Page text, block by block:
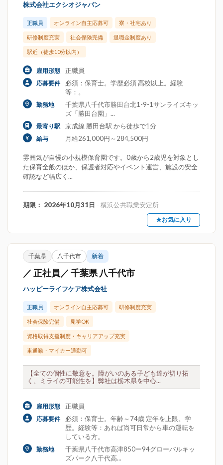
株式会社エクシオジャパン
正職員 オンライン自主応募可 寮・社宅あり
研修制度充実 社会保険完備 退職金制度あり
駅近（徒歩10分以内）
雇用形態 正職員
応募要件
必須：保育士。学歴必須 高校以上。経験
等：。
勤務地
千葉県八千代市勝田台北1-9-1サンライズキッ
ズ「勝田台園」...
最寄り駅 京成線 勝田台駅 から徒歩で1分
給与 月給261,000円～284,500円
雰囲気が自慢の小規模保育園です。0歳から2歳児を対象とし
た保育全般のほか、保護者対応やイベント運営、施設の安全
確認など幅広く...
期限： 2026年10月31日 - 横浜公共職業安定所
★お気に入り
千葉県 八千代市 新着
／ 正社員／ 千葉県 八千代市
ハッピーライフケア株式会社
正職員 オンライン自主応募可 研修制度充実
社会保険完備 見学OK
資格取得支援制度・キャリアアップ充実
車通勤・マイカー通勤可
【全ての個性に敬意を。障がいのある子ども達が切り拓
く、ミライの可能性を】弊社は栃木県を中心...
雇用形態 正職員
応募要件
必須：保育士。年齢～74歳 定年を上限。学
歴。経験等：あれば尚可日常から車の運転を
している方。
勤務地
千葉県八千代市高津850ー94グローバルキッ
ズパーク八千代高...